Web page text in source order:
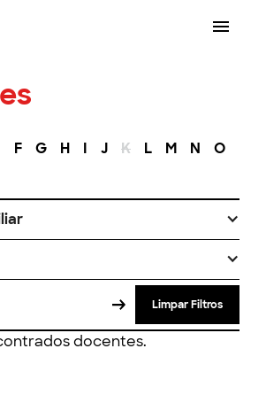
F G H I J K L M N O
Limpar Filtros
docentes.